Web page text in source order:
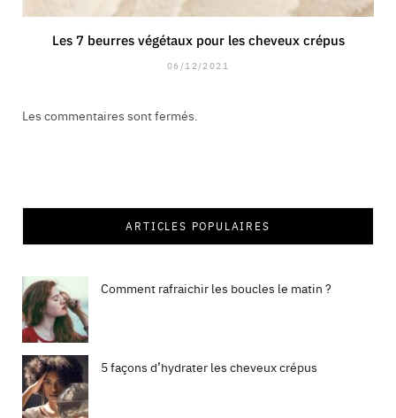
Les 7 beurres végétaux pour les cheveux crépus
06/12/2021
Les commentaires sont fermés.
ARTICLES POPULAIRES
Comment rafraichir les boucles le matin ?
5 façons d’hydrater les cheveux crépus